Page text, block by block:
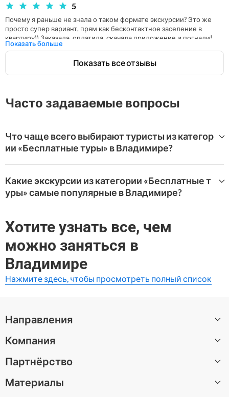
5
Почему я раньше не знала о таком формате экскурсии? Это же
просто супер вариант, прям как бесконтактное заселение в
квартиру)) Заказала, оплатила, скачала приложение и погнали!
Единственное, конечно, сейчас очень плохо работает интернет и
включалась экскурсия. Но для этого ее заранее рекомендуют
скачать, что собственно я и сделала. Довольна очень! Ни от кого
на паузу и перекусить где-то по пути маршрута.
Рекомендую на 💯
Показать больше
Показать все отзывы
Часто задаваемые вопросы
Что чаще всего выбирают туристы из категор
ии «Бесплатные туры» в Владимире?
ые туры» в Владимир на WeGoTrip:
РУТС (RUTS) Владимир 2025
Какие экскурсии из категории «Бесплатные т
уры» самые популярные в Владимире?
ые туры» в Владимире.
Самые высоко оцененные варианты:
РУТС (RUTS) Владимир 2025
Хотите узнать все, чем
можно заняться в
Владимире
Нажмите здесь, чтобы просмотреть полный список
Направления
Все направления
Компания
О нас
Вакансии
Партнёрство
Стать автором экскурсии
Материалы